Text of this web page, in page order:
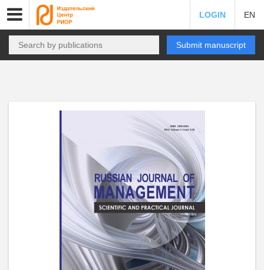
LOGIN EN
Submit manuscript